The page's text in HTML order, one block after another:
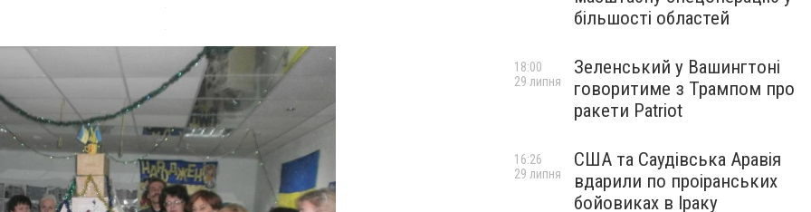
більшості областей
Зеленський у Вашингтоні
говоритиме з Трампом про
ракети Patriot
18:00
29 липня
США та Саудівська Аравія
вдарили по проіранських
бойовиках в Іраку
16:26
29 липня